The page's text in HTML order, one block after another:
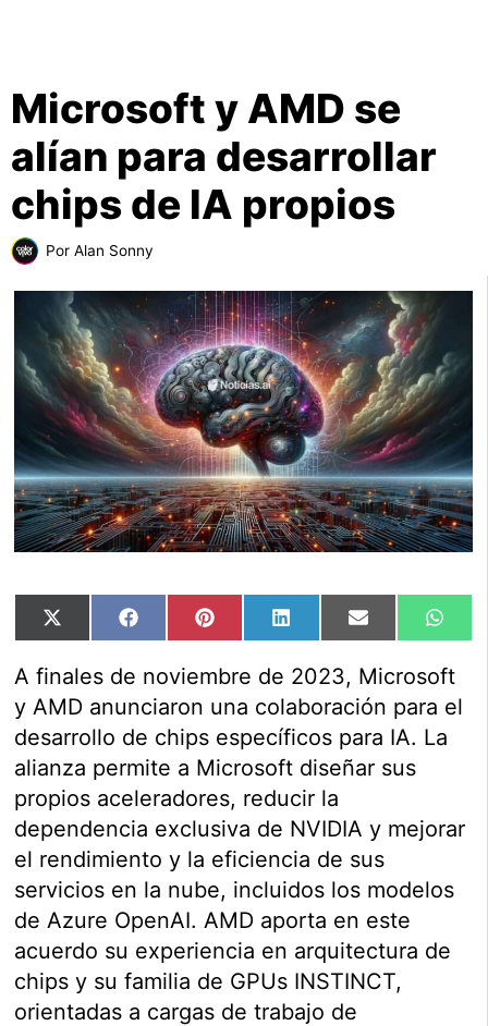
Microsoft y AMD se
alían para desarrollar
chips de IA propios
Por Alan Sonny
Compartir
en
X
Compartir
en
FacebookCompartir
en
PinterestCompartir
en
LinkedInCompartir
en
Email
en
A finales de noviembre de 2023, Microsoft
y AMD anunciaron una colaboración para el
desarrollo de chips específicos para IA. La
alianza permite a Microsoft diseñar sus
propios aceleradores, reducir la
dependencia exclusiva de NVIDIA y mejorar
el rendimiento y la eficiencia de sus
servicios en la nube, incluidos los modelos
de Azure OpenAI. AMD aporta en este
acuerdo su experiencia en arquitectura de
chips y su familia de GPUs INSTINCT,
orientadas a cargas de trabajo de